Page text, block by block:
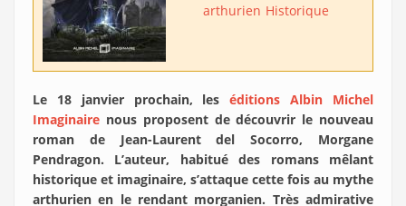
arthurien Historique
Le 18 janvier prochain, leséditions Albin Michel
Imaginaire nous proposent de découvrir le nouveau
roman de Jean-Laurent del Socorro, Morgane
Pendragon. L’auteur, habitué des romans mêlant
historique et imaginaire, s’attaque cette fois au mythe
arthurien en le rendant morganien. Très admirative